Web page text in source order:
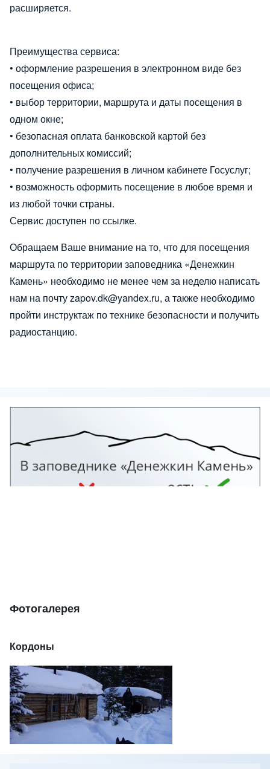
расширяется.
Преимущества сервиса:
• оформление разрешения в электронном виде без
посещения офиса;
• выбор территории, маршрута и даты посещения в
одном окне;
• безопасная оплата банковской картой без
дополнительных комиссий;
• получение разрешения в личном кабинете Госуслуг;
• возможность оформить посещение в любое время и
из любой точки страны.
Сервис доступен поссылке.
Обращаем Ваше внимание на то, что для посещения
маршрута по территории заповедника «Денежкин
Камень» необходимо не менее чем за неделю написать
нам на почтуzapov.dk@yandex.ru, а также необходимо
пройти инструктаж по технике безопасности и получить
радиостанцию.
Фотогалерея
Кордоны